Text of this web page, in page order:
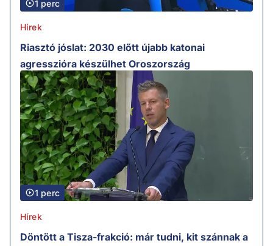
1 perc
Hírek
Riasztó jóslat: 2030 előtt újabb katonai
agresszióra készülhet Oroszország
1 perc
Hírek
Döntött a Tisza-frakció: már tudni, kit szánnak a